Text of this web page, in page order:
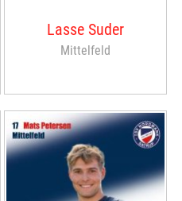
Lasse Suder
Mittelfeld